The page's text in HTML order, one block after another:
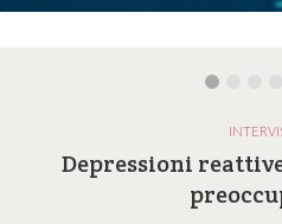
Depressioni